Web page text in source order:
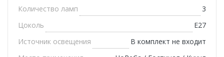
Количество ламп
3
Цоколь
E27
Источник освещения
В комплект не входит